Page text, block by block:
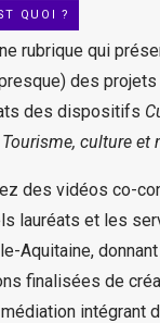
QUOI ?
rubrique qui
des projets
des dispositifs
Tourisme, culture et
des vidéos co-
lauréats et les
Aquitaine,
finalisées de
intégrant